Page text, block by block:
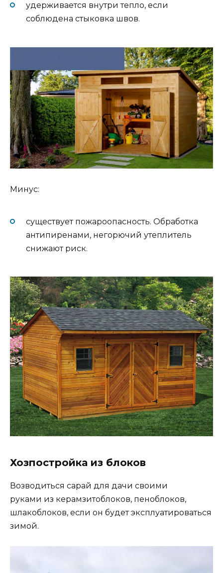
удерживается внутри тепло, если
соблюдена стыковка швов.
Минус:
существует пожароопасность. Обработка
антипиренами, негорючий утеплитель
снижают риск.
Хозпостройка из блоков
Возводиться сарай для дачи своими
руками из керамзитоблоков, пеноблоков,
шлакоблоков, если он будет эксплуатироваться
зимой.